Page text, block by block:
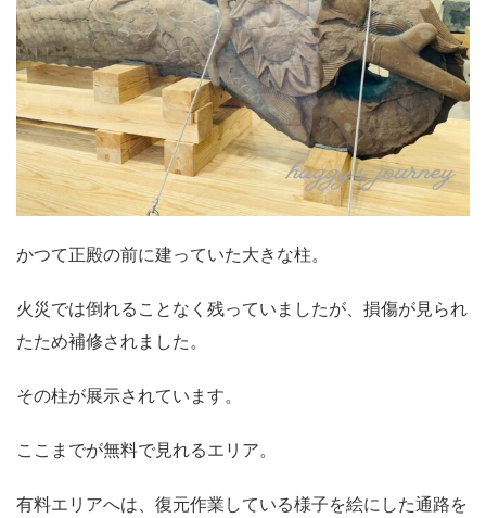
かつて正殿の前に建っていた大きな柱。
火災では倒れることなく残っていましたが、損傷が見られ
たため補修されました。
その柱が展示されています。
ここまでが無料で見れるエリア。
有料エリアへは、復元作業している様子を絵にした通路を